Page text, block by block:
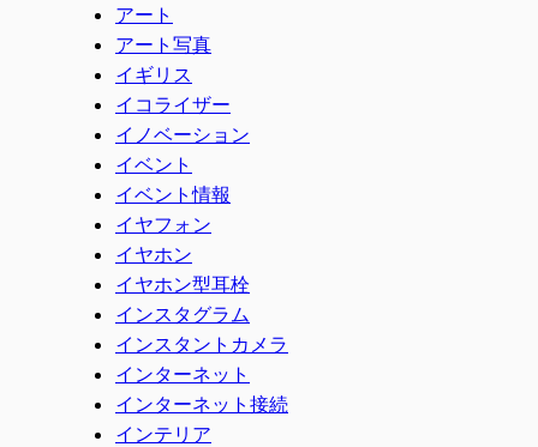
アート
アート写真
イギリス
イコライザー
イノベーション
イベント
イベント情報
イヤフォン
イヤホン
イヤホン型耳栓
インスタグラム
インスタントカメラ
インターネット
インターネット接続
インテリア